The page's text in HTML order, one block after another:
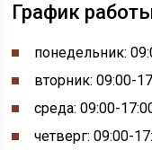
График
понедельник:
вторник: 09:00-
среда: 09:00-
четверг: 09:00-